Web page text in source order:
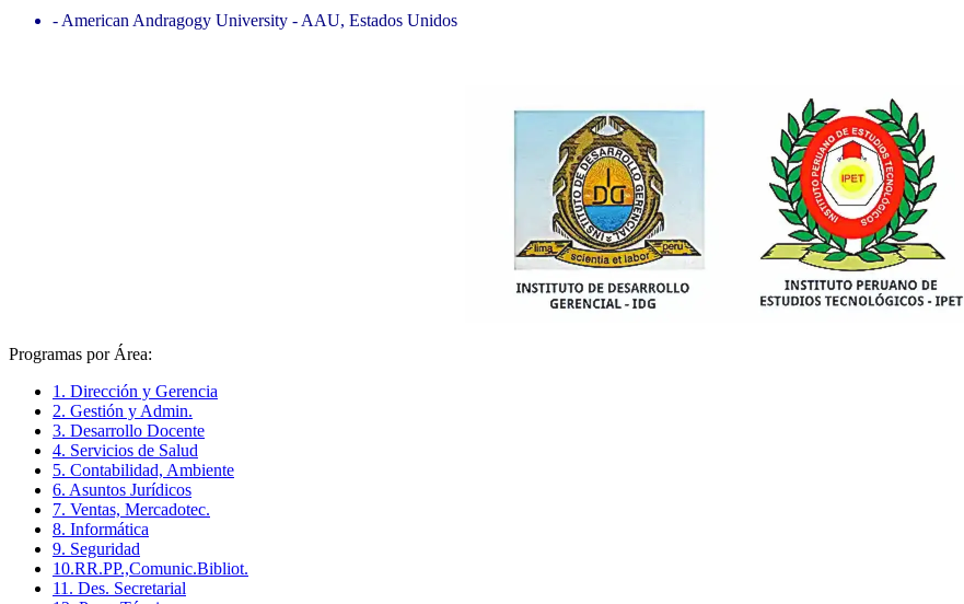
- American Andragogy University - AAU, Estados Unidos
Programas por Área:
1. Dirección y Gerencia
2. Gestión y Admin.
3. Desarrollo Docente
4. Servicios de Salud
5. Contabilidad, Ambiente
6. Asuntos Jurídicos
7. Ventas, Mercadotec.
8. Informática
9. Seguridad
10.RR.PP.,Comunic.Bibliot.
11. Des. Secretarial